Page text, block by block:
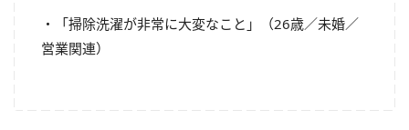
・「掃除洗濯が非常に大変なこと」（26歳／未婚／
営業関連）